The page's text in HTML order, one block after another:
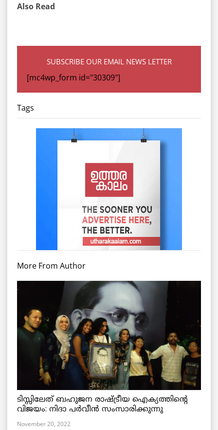
Also Read
SUBSCRIBE OUR EMAIL NEWS LETTER
[mc4wp_form id="30309"]
Tags
More From Author
ടിസ്സിലേത് ബഹുജന രാഷ്ട്രീയ ഐക്യത്തിന്റെ
വിജയം: നിദാ പർവീൻ സംസാരിക്കുന്നു
November 20, 2022